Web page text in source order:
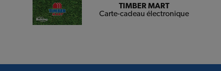
TIMBER MART
Carte-cadeau électronique